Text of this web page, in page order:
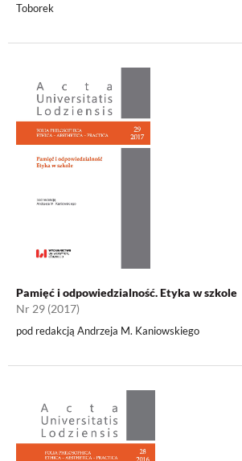
Toborek
Pamięć i odpowiedzialność. Etyka w szkole
Nr 29 (2017)
pod redakcją Andrzeja M. Kaniowskiego